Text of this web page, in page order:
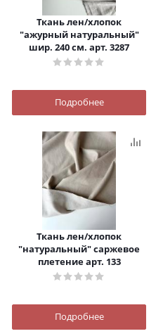
Ткань лен/хлопок
"ажурный натуральный"
шир. 240 см. арт. 3287
Подробнее
Ткань лен/хлопок
"натуральный" саржевое
плетение арт. 133
Подробнее